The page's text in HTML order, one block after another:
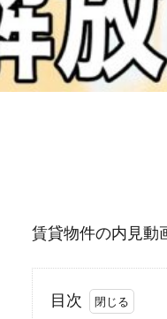
賃貸物件の内見動
目次